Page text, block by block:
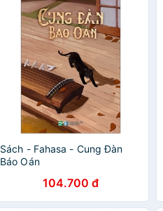
Sách - Fahasa - Cung Đàn
Báo Oán
104.700 đ